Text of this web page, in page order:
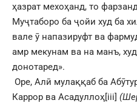
ҳазрат мехоҳанд, то
Муҷтаборо ба ҷойи худ ба
вале ӯ напазируфт ва
амр мекунам ва на манъ,
донотаред».
Оре, Алӣ мулаққаб ба
Каррор ва Асадуллоҳ[iii]